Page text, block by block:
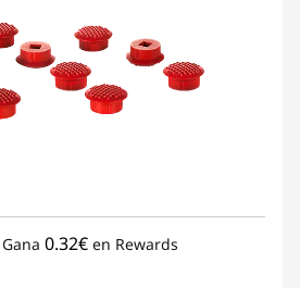
Gana 0.32€ en Rewards